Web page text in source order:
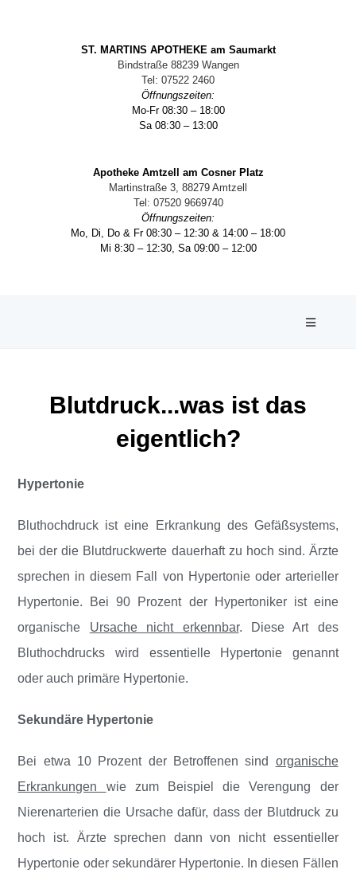
ST. MARTINS APOTHEKE am Saumarkt
Bindstraße 88239 Wangen
Tel: 07522 2460
Öffnungszeiten:
Mo-Fr 08:30 – 18:00
Sa 08:30 – 13:00
Apotheke Amtzell am Cosner Platz
Martinstraße 3, 88279 Amtzell
Tel: 07520 9669740
Öffnungszeiten:
Mo, Di, Do & Fr 08:30 – 12:30 & 14:00 – 18:00
Mi 8:30 – 12:30, Sa 09:00 – 12:00
Blutdruck...was ist das
eigentlich?
Hypertonie
Bluthochdruck ist eine Erkrankung des Gefäßsystems,
bei der die Blutdruckwerte dauerhaft zu hoch sind. Ärzte
sprechen in diesem Fall von Hypertonie oder arterieller
Hypertonie. Bei 90 Prozent der Hypertoniker ist eine
organische Ursache nicht erkennbar. Diese Art des
Bluthochdrucks wird essentielle Hypertonie genannt
oder auch primäre Hypertonie.
Sekundäre Hypertonie
Bei etwa 10 Prozent der Betroffenen sind organische
Erkrankungen wie zum Beispiel die Verengung der
Nierenarterien die Ursache dafür, dass der Blutdruck zu
hoch ist. Ärzte sprechen dann von nicht essentieller
Hypertonie oder sekundärer Hypertonie. In diesen Fällen